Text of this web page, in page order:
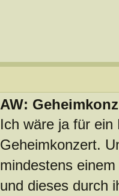
AW:
Ich wäre ja für ein
Geheimkonzert.
mindestens
und dieses durch